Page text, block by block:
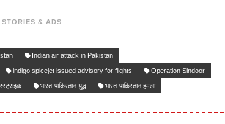
STORIES & ADS
Indian air attack in Pakistan
indigo spicejet issued advisory for flights Operation Sindoor
भारत-पाकिस्तान युद्ध भारत-पाकिस्तान हमला